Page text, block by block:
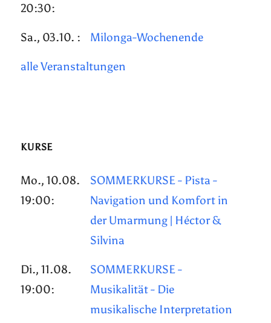
20:30:
Sa., 03.10. : Milonga-Wochenende
alle Veranstaltungen
KURSE
Mo., 10.08.
19:00:
SOMMERKURSE - Pista -
Navigation und Komfort in
der Umarmung | Héctor &
Silvina
Di., 11.08.
19:00:
SOMMERKURSE -
Musikalität - Die
musikalische Interpretation